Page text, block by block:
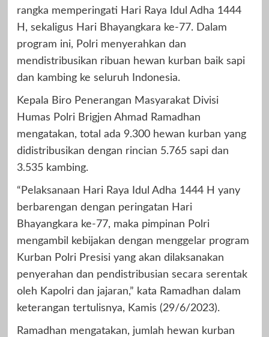
rangka memperingati Hari Raya Idul Adha 1444
H, sekaligus Hari Bhayangkara ke-77. Dalam
program ini, Polri menyerahkan dan
mendistribusikan ribuan hewan kurban baik sapi
dan kambing ke seluruh Indonesia.
Kepala Biro Penerangan Masyarakat Divisi
Humas Polri Brigjen Ahmad Ramadhan
mengatakan, total ada 9.300 hewan kurban yang
didistribusikan dengan rincian 5.765 sapi dan
3.535 kambing.
“Pelaksanaan Hari Raya Idul Adha 1444 H yany
berbarengan dengan peringatan Hari
Bhayangkara ke-77, maka pimpinan Polri
mengambil kebijakan dengan menggelar program
Kurban Polri Presisi yang akan dilaksanakan
penyerahan dan pendistribusian secara serentak
oleh Kapolri dan jajaran,” kata Ramadhan dalam
keterangan tertulisnya, Kamis (29/6/2023).
Ramadhan mengatakan, jumlah hewan kurban